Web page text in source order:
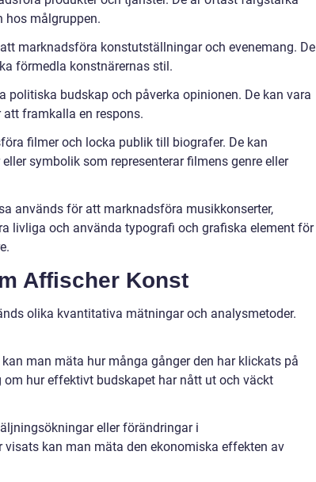
hos målgruppen.
marknadsföra konstutställningar och evenemang. De
förmedla konstnärernas stil.
budskap och påverka opinionen. De kan vara
framkalla en respons.
filmer och locka publik till biografer. De kan
symbolik som representerar filmens genre eller
används för att marknadsföra musikkonserter,
livliga och använda typografi och grafiska element för
Affischer Konst
olika kvantitativa mätningar och analysmetoder.
man mäta hur många gånger den har klickats på
hur effektivt budskapet har nått ut och väckt
eller förändringar i
kan man mäta den ekonomiska effekten av